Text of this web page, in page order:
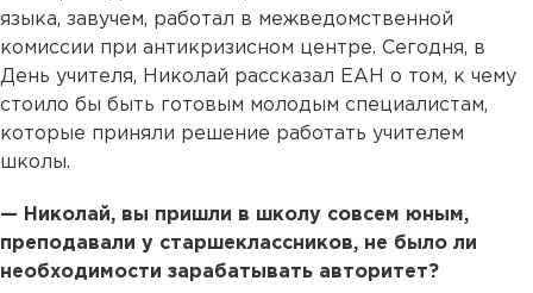
языка, завучем, работал в межведомственной
комиссии при антикризисном центре. Сегодня, в
День учителя, Николай рассказал ЕАН о том, к чему
стоило бы быть готовым молодым специалистам,
которые приняли решение работать учителем
школы.
— Николай, вы пришли в школу совсем юным,
преподавали у старшеклассников, не было ли
необходимости зарабатывать авторитет?